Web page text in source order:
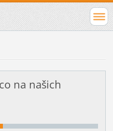
na našich